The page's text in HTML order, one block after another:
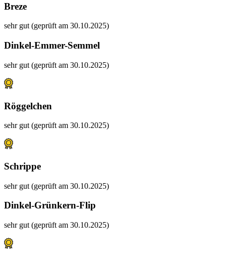
Breze
sehr gut (geprüft am 30.10.2025)
Dinkel-Emmer-Semmel
sehr gut (geprüft am 30.10.2025)
Röggelchen
sehr gut (geprüft am 30.10.2025)
Schrippe
sehr gut (geprüft am 30.10.2025)
Dinkel-Grünkern-Flip
sehr gut (geprüft am 30.10.2025)